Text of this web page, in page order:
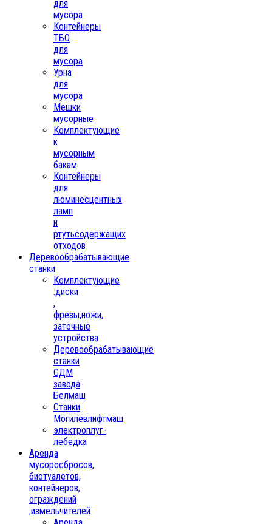
для
мусора
Контейнеры
ТБО
для
мусора
Урна
для
мусора
Мешки
мусорные
Комплектующие
к
мусорным
бакам
Контейнеры
для
люминесцентных
ламп
и
ртутьсодержащих
отходов
Деревообрабатывающие
станки
Комплектующие
:диски
,
фрезы,ножи,
заточные
устройства
Деревообрабатывающие
станки
СДМ
завода
Белмаш
Станки
Могилевлифтмаш
электроплуг-
лебедка
Аренда
мусоросбросов,
биотуалетов,
контейнеров,
ограждений
,измельчителей